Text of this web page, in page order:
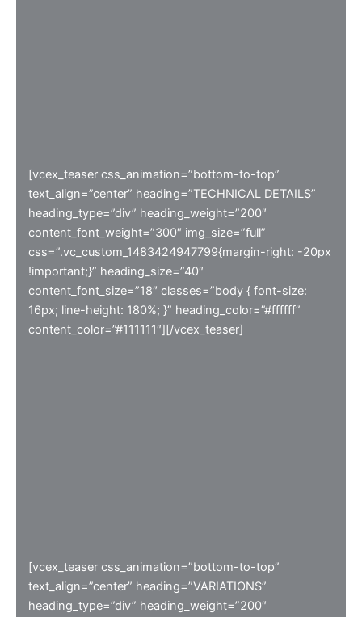
[vcex_teaser css_animation=”bottom-to-top”
text_align=”center” heading=”TECHNICAL DETAILS”
heading_type=”div” heading_weight=”200″
content_font_weight=”300″ img_size=”full”
css=”.vc_custom_1483424947799{margin-right: -20px
!important;}” heading_size=”40″
content_font_size=”18″ classes=”body { font-size:
16px; line-height: 180%; }” heading_color=”#ffffff”
content_color=”#111111″][/vcex_teaser]
[vcex_teaser css_animation=”bottom-to-top”
text_align=”center” heading=”VARIATIONS”
heading_type=”div” heading_weight=”200″